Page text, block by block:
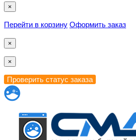
×
Перейти в корзину Оформить заказ
×
×